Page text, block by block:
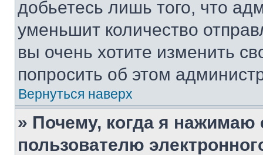
добьетесь лишь того, что
уменьшит количество
вы очень хотите изменить
попросить об этом
Вернуться наверх
» Почему, когда я нажимаю
пользователю